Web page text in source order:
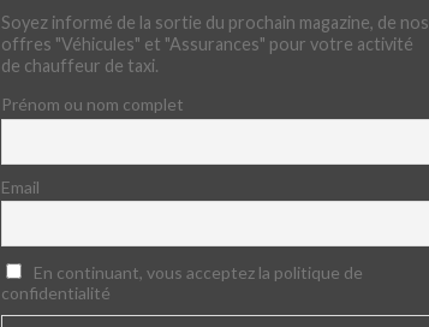
Soyez informé de la sortie du prochain magazine, de nos
offres "Véhicules" et "Assurances" pour votre activité
de chauffeur de taxi.
Prénom ou nom complet
Email
En continuant, vous acceptez la politique de
confidentialité